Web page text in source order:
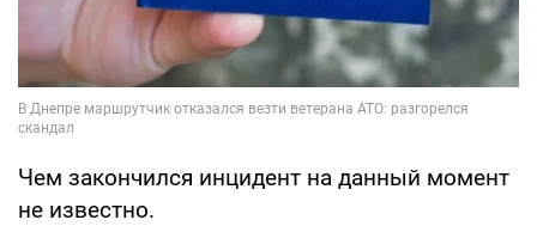
Чем закончился инцидент на данный момент
не известно.